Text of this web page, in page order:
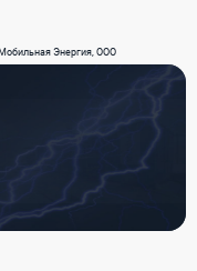
Энергия, ООО